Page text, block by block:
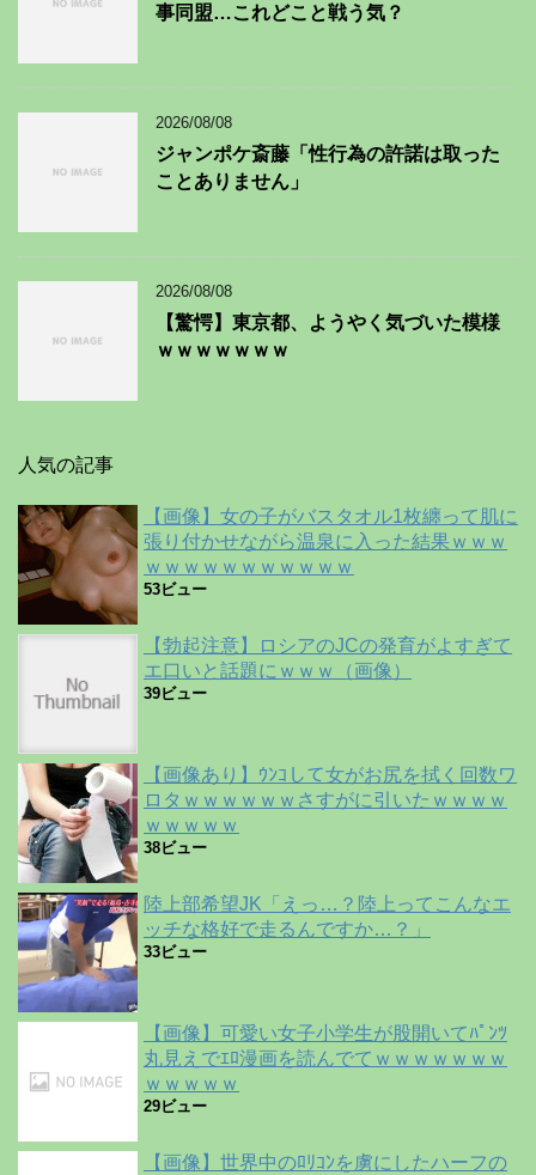
事同盟…これどこと戦う気？
2026/08/08
ジャンポケ斎藤「性行為の許諾は取った
ことありません」
2026/08/08
【驚愕】東京都、ようやく気づいた模様
ｗｗｗｗｗｗｗ
人気の記事
【画像】女の子がバスタオル1枚纏って肌に
張り付かせながら温泉に入った結果ｗｗｗ
ｗｗｗｗｗｗｗｗｗｗｗ
53ビュー
【勃起注意】ロシアのJCの発育がよすぎて
エ口いと話題にｗｗｗ（画像）
39ビュー
【画像あり】ｳﾝｺして女がお尻を拭く回数ワ
ロタｗｗｗｗｗｗさすがに引いたｗｗｗｗ
ｗｗｗｗｗ
38ビュー
陸上部希望JK「えっ…？陸上ってこんなエ
ッチな格好で走るんですか…？」
33ビュー
【画像】可愛い女子小学生が股開いてﾊﾟﾝﾂ
丸見えでｴﾛ漫画を読んでてｗｗｗｗｗｗｗ
ｗｗｗｗｗ
29ビュー
【画像】世界中のﾛﾘｺﾝを虜にしたハーフの